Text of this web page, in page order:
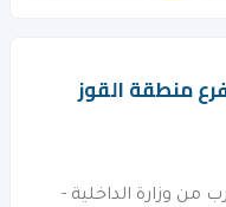
منطقة القوز
. بالقرب من وزارة الداخلية -